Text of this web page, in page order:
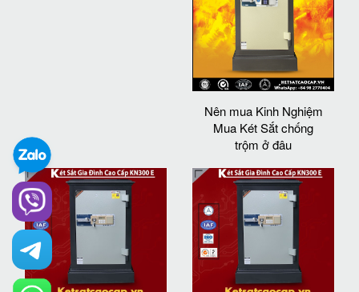
Nên mua Kinh Nghiệm
Mua Két Sắt chống
trộm ở đâu